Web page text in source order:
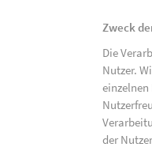
Zweck
Die
Nutzer.
einzelnen
der